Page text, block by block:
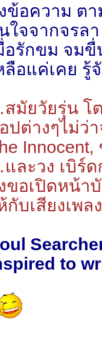
ข้อความ ต
ใจจากจรล
อรักขม จม
ลือแค่เคย รู้
มัยวัยรุ่น โ
ปต่างๆไม่ว่
Innocent,
ละวง เบิร์
ขอเปิดหน้า
กับเสียงเพ
to